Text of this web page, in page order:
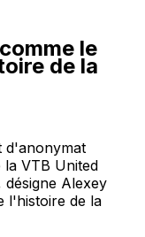
le
de la
d'anonymat
VTB United
Alexey
l'histoire de la